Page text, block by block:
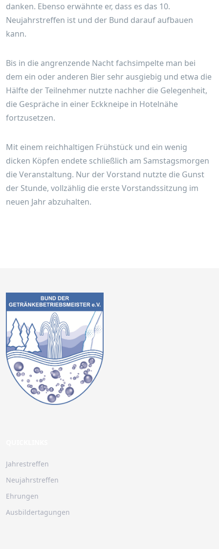
danken. Ebenso erwähnte er, dass es das 10.
Neujahrstreffen ist und der Bund darauf aufbauen
kann.
Bis in die angrenzende Nacht fachsimpelte man bei
dem ein oder anderen Bier sehr ausgiebig und etwa die
Hälfte der Teilnehmer nutzte nachher die Gelegenheit,
die Gespräche in einer Eckkneipe in Hotelnähe
fortzusetzen.
Mit einem reichhaltigen Frühstück und ein wenig
dicken Köpfen endete schließlich am Samstagsmorgen
die Veranstaltung. Nur der Vorstand nutzte die Gunst
der Stunde, vollzählig die erste Vorstandssitzung im
neuen Jahr abzuhalten.
Jahrestreffen
Neujahrstreffen
Ehrungen
Ausbildertagungen